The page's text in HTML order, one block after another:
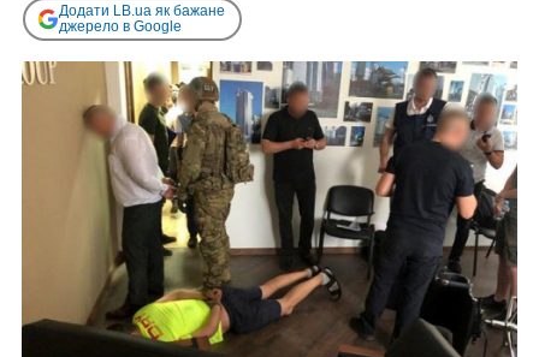
Додати LB.ua як бажане
джерело в Google